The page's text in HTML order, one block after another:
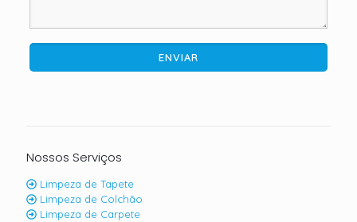
Nossos Serviços
Limpeza de Tapete
Limpeza de Colchão
Limpeza de Carpete